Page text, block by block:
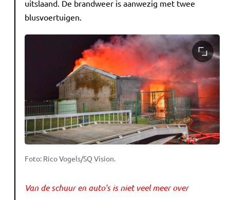
uitslaand. De brandweer is aanwezig met twee
blusvoertuigen.
Foto: Rico Vogels/SQ Vision.
Van de schuur en auto's is niet veel meer over